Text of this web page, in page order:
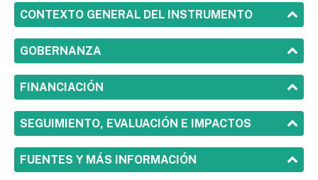
SHOW
CONTEXTO GENERAL DEL INSTRUMENTO
SHOW
GOBERNANZA
SHOW
FINANCIACIÓN
SHOW
SEGUIMIENTO, EVALUACIÓN E IMPACTOS
SHOW
FUENTES Y MÁS INFORMACIÓN